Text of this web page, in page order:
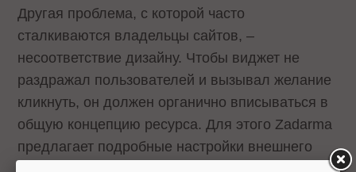
Другая проблема, с которой часто
сталкиваются владельцы сайтов, –
несоответствие дизайну. Чтобы виджет не
раздражал пользователей и вызывал желание
кликнуть, он должен органично вписываться в
общую концепцию ресурса. Для этого Zadarma
предлагает подробные настройки внешнего